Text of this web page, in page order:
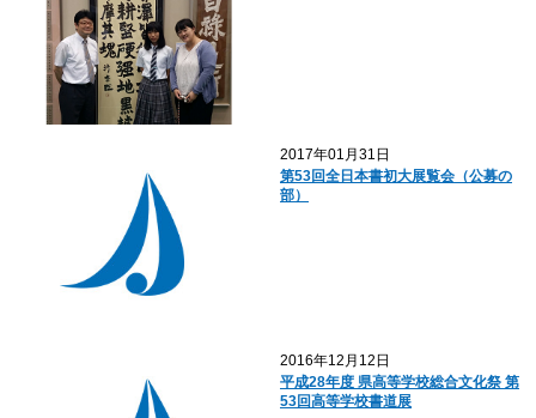
2017年01月31日
第53回全日本書初大展覧会（公募の
部）
2016年12月12日
平成28年度 県高等学校総合文化祭 第
53回高等学校書道展